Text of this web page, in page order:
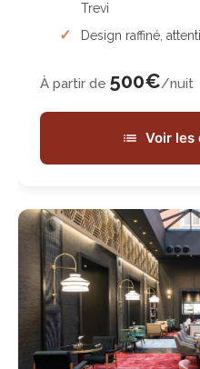
Trevi
Design raffiné,
À partir de 500€/nuit
Voir les